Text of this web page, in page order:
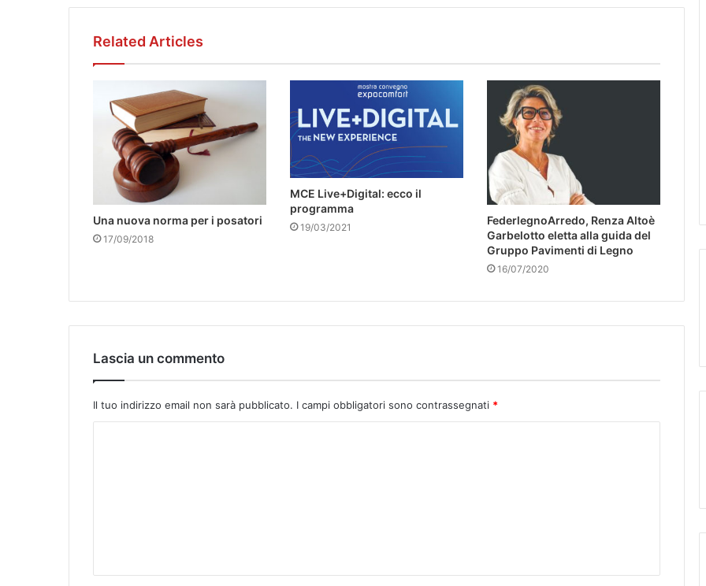
Related Articles
Una nuova norma per i posatori
17/09/2018
MCE Live+Digital: ecco il
programma
19/03/2021
FederlegnoArredo, Renza Altoè
Garbelotto eletta alla guida del
Gruppo Pavimenti di Legno
16/07/2020
Lascia un commento
Il tuo indirizzo email non sarà pubblicato. I campi obbligatori sono contrassegnati *